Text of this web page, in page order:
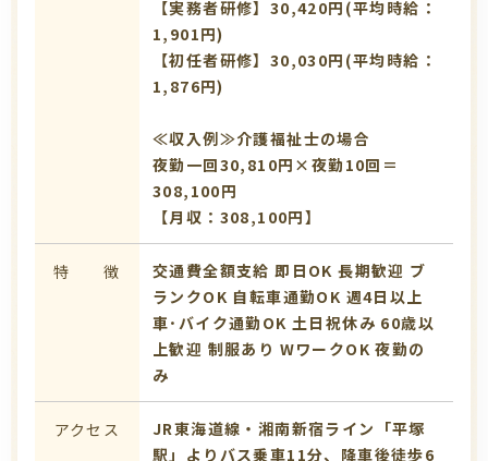
【実務者研修】30,420円(平均時給：
1,901円)
【初任者研修】30,030円(平均時給：
1,876円)
≪収入例≫介護福祉士の場合
夜勤一回30,810円×夜勤10回＝
308,100円
【月収：308,100円】
特 徴 交通費全額支給 即日OK 長期歓迎 ブ
ランクOK 自転車通勤OK 週4日以上
車･バイク通勤OK 土日祝休み 60歳以
上歓迎 制服あり WワークOK 夜勤の
み
アクセス
JR東海道線・湘南新宿ライン「平塚
駅」よりバス乗車11分、降車後徒歩6